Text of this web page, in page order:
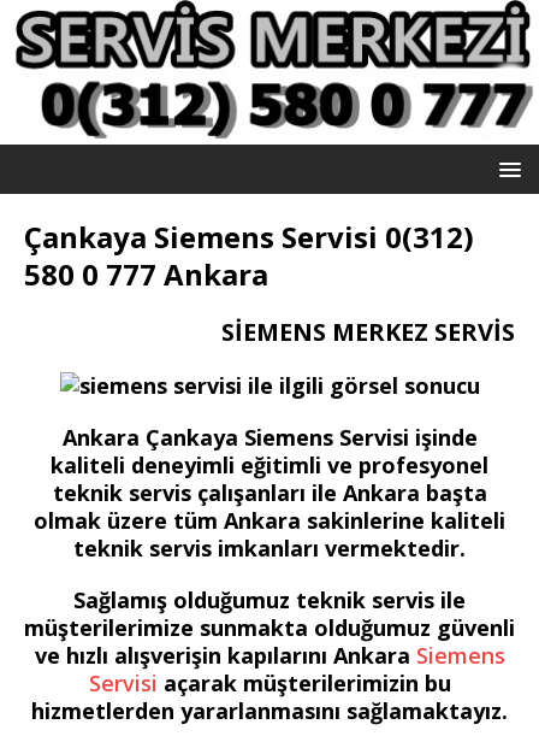
Çankaya Siemens Servisi 0(312)
580 0 777 Ankara
SİEMENS MERKEZ SERVİS
Ankara Çankaya Siemens Servisi işinde
kaliteli deneyimli eğitimli ve profesyonel
teknik servis çalışanları ile Ankara başta
olmak üzere tüm Ankara sakinlerine kaliteli
teknik servis imkanları vermektedir.
Sağlamış olduğumuz teknik servis ile
müşterilerimize sunmakta olduğumuz güvenli
ve hızlı alışverişin kapılarını Ankara Siemens
Servisi açarak müşterilerimizin bu
hizmetlerden yararlanmasını sağlamaktayız.